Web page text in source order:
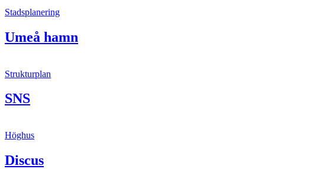
Stadsplanering
Umeå hamn
Strukturplan
SNS
Höghus
Discus